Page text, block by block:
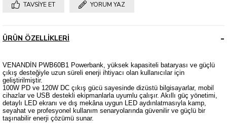
TAVSIYE ET YORUM YAZ
ÜRÜN ÖZELLIKLERI
VENANDİN PWB60B1 Powerbank, yüksek kapasiteli bataryası ve güçlü
çıkış desteğiyle uzun süreli enerji ihtiyacı olan kullanıcılar için
geliştirilmiştir.
100W PD ve 120W DC çıkış gücü sayesinde dizüstü bilgisayarlar, mobil
cihazlar ve USB destekli ekipmanlarla uyumlu çalışır. Akıllı güç yönetimi,
detaylı LED ekranı ve dış mekâna uygun LED aydınlatmasıyla kamp,
seyahat ve profesyonel kullanım senaryolarında güvenilir ve güçlü bir
taşınabilir enerji çözümü sunar.